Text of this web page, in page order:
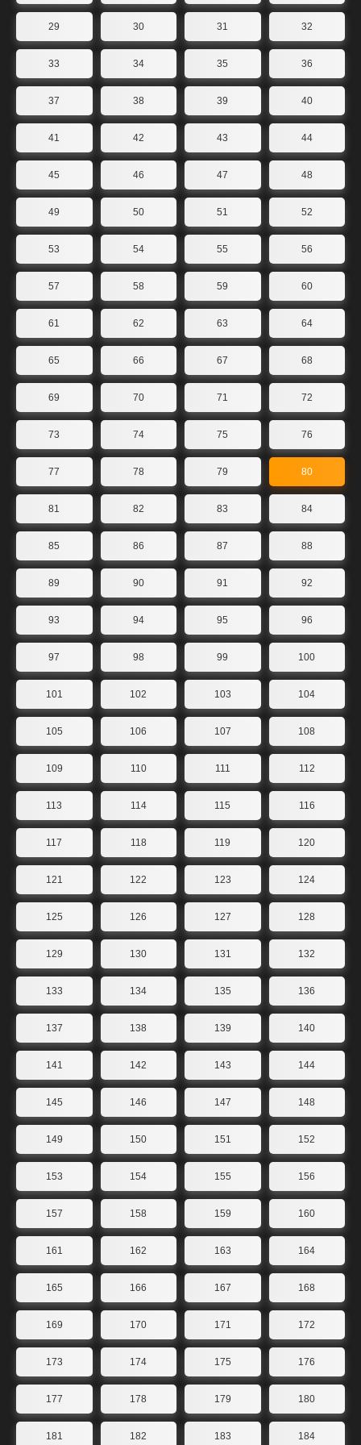
29 30 31 32
33 34 35 36
37 38 39 40
41 42 43 44
45 46 47 48
49 50 51 52
53 54 55 56
57 58 59 60
61 62 63 64
65 66 67 68
69 70 71 72
73 74 75 76
77 78 79 80
81 82 83 84
85 86 87 88
89 90 91 92
93 94 95 96
97 98 99 100
101 102 103 104
105 106 107 108
109 110 111 112
113 114 115 116
117 118 119 120
121 122 123 124
125 126 127 128
129 130 131 132
133 134 135 136
137 138 139 140
141 142 143 144
145 146 147 148
149 150 151 152
153 154 155 156
157 158 159 160
161 162 163 164
165 166 167 168
169 170 171 172
173 174 175 176
177 178 179 180
181 182 183 184